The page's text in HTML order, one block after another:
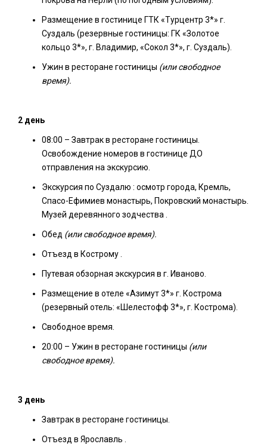
Размещение в гостинице ГТК «Турцентр 3*» г.
Суздаль (резервные гостиницы: ГК «Золотое
кольцо 3*», г. Владимир, «Сокол 3*», г. Суздаль).
Ужин в ресторане гостиницы (или свободное
время).
2 день
08:00 – Завтрак в ресторане гостиницы.
Освобождение номеров в гостинице ДО
отправления на экскурсию.
Экскурсия по Суздалю : осмотр города, Кремль,
Спасо-Ефимиев монастырь, Покровский монастырь.
Музей деревянного зодчества .
Обед (или свободное время).
Отъезд в Кострому .
Путевая обзорная экскурсия в г. Иваново.
Размещение в отеле «Азимут 3*» г. Кострома
(резервный отель: «Шелестофф 3*», г. Кострома).
Свободное время.
20:00 – Ужин в ресторане гостиницы (или
свободное время).
3 день
Завтрак в ресторане гостиницы.
Отъезд в Ярославль .